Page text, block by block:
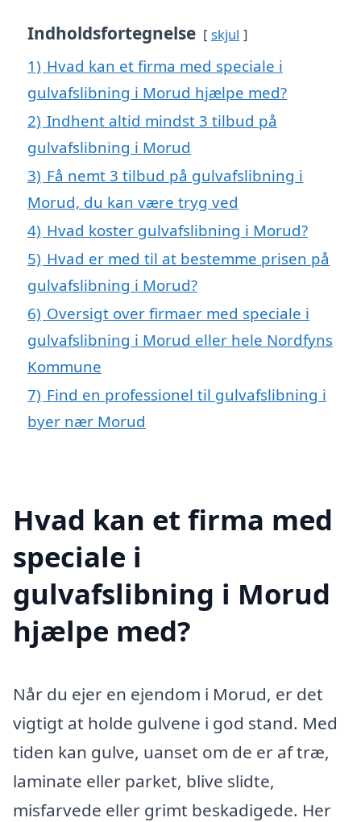
Indholdsfortegnelse skjul
1) Hvad kan et firma med speciale i
gulvafslibning i Morud hjælpe med?
2) Indhent altid mindst 3 tilbud på
gulvafslibning i Morud
3) Få nemt 3 tilbud på gulvafslibning i
Morud, du kan være tryg ved
4) Hvad koster gulvafslibning i Morud?
5) Hvad er med til at bestemme prisen på
gulvafslibning i Morud?
6) Oversigt over firmaer med speciale i
gulvafslibning i Morud eller hele Nordfyns
Kommune
7) Find en professionel til gulvafslibning i
byer nær Morud
Hvad kan et firma med
speciale i
gulvafslibning i Morud
hjælpe med?
Når du ejer en ejendom i Morud, er det
vigtigt at holde gulvene i god stand. Med
tiden kan gulve, uanset om de er af træ,
laminate eller parket, blive slidte,
misfarvede eller grimt beskadigede. Her